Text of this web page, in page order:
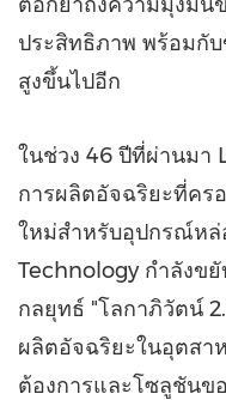
ประสิทธิภาพ พร้อมกั
สูงขึ้นไปอีก
ในช่วง 46 ปีที่ผ่านมา
การผลิตอัจฉริยะที่คร
ใหม่สำหรับอุปกรณ์หล่
Technology กำลังข
กลยุทธ์ "โลกาภิวัตน์
ผลิตอัจฉริยะในอุตสา
ต้องการและโซลูชันข